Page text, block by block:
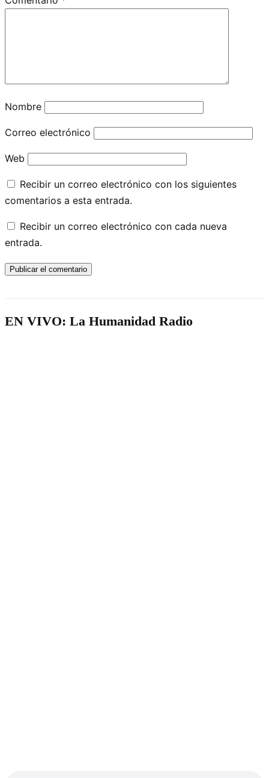
Nombre
Correo electrónico
Web
Recibir un correo electrónico con los siguientes
comentarios a esta entrada.
Recibir un correo electrónico con cada nueva
entrada.
EN VIVO: La Humanidad Radio